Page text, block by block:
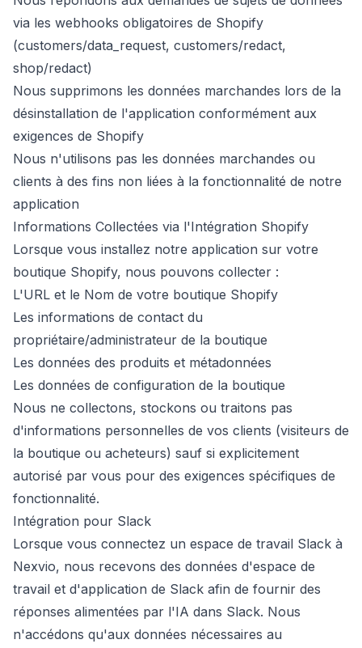
via les webhooks obligatoires de Shopify
(customers/data_request, customers/redact,
shop/redact)
Nous supprimons les données marchandes lors de la
désinstallation de l'application conformément aux
exigences de Shopify
Nous n'utilisons pas les données marchandes ou
clients à des fins non liées à la fonctionnalité de notre
application
Informations Collectées via l'Intégration Shopify
Lorsque vous installez notre application sur votre
boutique Shopify, nous pouvons collecter :
L'URL et le Nom de votre boutique Shopify
Les informations de contact du
propriétaire/administrateur de la boutique
Les données des produits et métadonnées
Les données de configuration de la boutique
Nous ne collectons, stockons ou traitons pas
d'informations personnelles de vos clients (visiteurs de
la boutique ou acheteurs) sauf si explicitement
autorisé par vous pour des exigences spécifiques de
fonctionnalité.
Intégration pour Slack
Lorsque vous connectez un espace de travail Slack à
Nexvio, nous recevons des données d'espace de
travail et d'application de Slack afin de fournir des
réponses alimentées par l'IA dans Slack. Nous
n'accédons qu'aux données nécessaires au